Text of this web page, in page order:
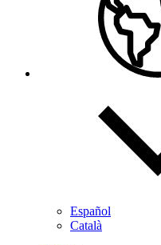
Español
Català